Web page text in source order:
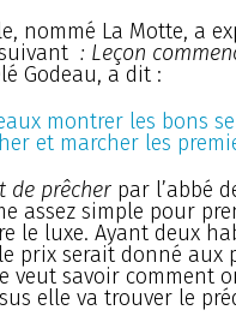
nommé La Motte, a
: Leçon
Godeau, a dit :
montrer les bons
et marcher les
de prêcher par l’abbé
assez simple pour
le luxe. Ayant deux
prix serait donné aux
veut savoir comment
elle va trouver le